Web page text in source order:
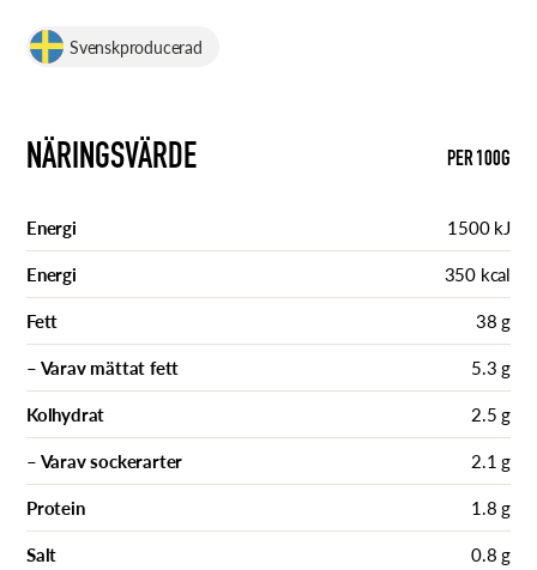
Svenskproducerad
NÄRINGSVÄRDE PER 100G
Energi 1500 kJ
Energi 350 kcal
Fett 38 g
– Varav mättat fett 5.3 g
Kolhydrat 2.5 g
– Varav sockerarter 2.1 g
Protein 1.8 g
Salt 0.8 g